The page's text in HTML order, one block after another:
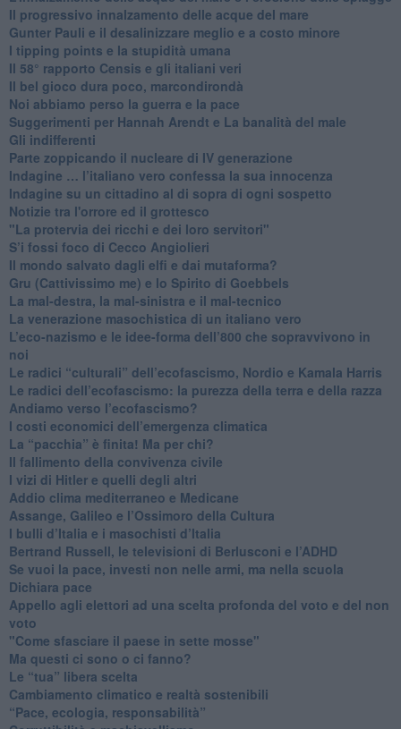
​Il progressivo innalzamento delle acque del mare
​Gunter Pauli e il desalinizzare meglio e a costo minore
I tipping points e la stupidità umana
​Il 58° rapporto Censis e gli italiani veri
​Il bel gioco dura poco, marcondirondà
Noi abbiamo perso la guerra e la pace
Suggerimenti per Hannah Arendt e La banalità del male
​Gli indifferenti
Parte zoppicando il nucleare di IV generazione
​Indagine … l’italiano vero confessa la sua innocenza
Indagine su un cittadino al di sopra di ogni sospetto
Notizie tra l'orrore ed il grottesco
"La protervia dei ricchi e dei loro servitori"
S’i fossi foco di Cecco Angiolieri
​Il mondo salvato dagli elfi e dai mutaforma?
Gru (Cattivissimo me) e lo Spirito di Goebbels
​La mal-destra, la mal-sinistra e il mal-tecnico
​La venerazione masochistica di un italiano vero
​L’eco-nazismo e le idee-forma dell’800 che sopravvivono in
noi
​Le radici “culturali” dell’ecofascismo, Nordio e Kamala Harris
Le radici dell’ecofascismo: la purezza della terra e della razza
Andiamo verso l’ecofascismo?
I costi economici dell’emergenza climatica
​La “pacchia” è finita! Ma per chi?
​Il fallimento della convivenza civile
​I vizi di Hitler e quelli degli altri
Addio clima mediterraneo e Medicane
​Assange, Galileo e l’Ossimoro della Cultura
​I bulli d’Italia e i masochisti d’Italia
​Bertrand Russell, le televisioni di Berlusconi e l’ADHD
​Se vuoi la pace, investi non nelle armi, ma nella scuola
​Dichiara pace
​Appello agli elettori ad una scelta profonda del voto e del non
voto
"Come sfasciare il paese in sette mosse"
​Ma questi ci sono o ci fanno?
​Le “tua” libera scelta
Cambiamento climatico e realtà sostenibili
“Pace, ecologia, responsabilità”